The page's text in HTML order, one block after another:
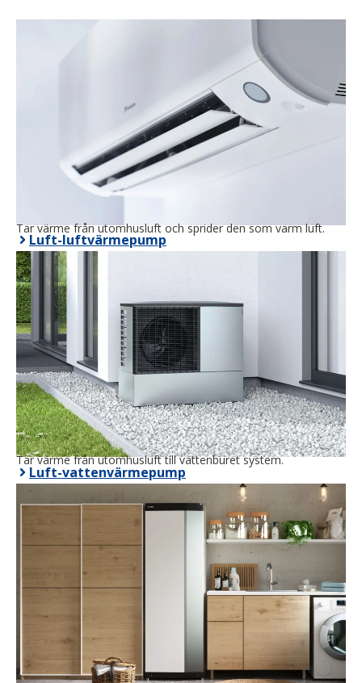
Tar värme från utomhusluft och sprider den som varm luft.
Luft-luftvärmepump
Tar värme från utomhusluft till vattenburet system.
Luft-vattenvärmepump